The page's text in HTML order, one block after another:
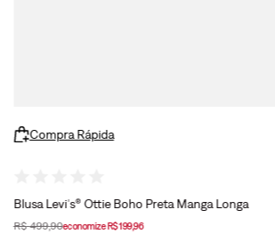
Compra Rápida
Blusa Levi's® Ottie Boho Preta Manga Longa
R$ 499,90economizeR$199,96